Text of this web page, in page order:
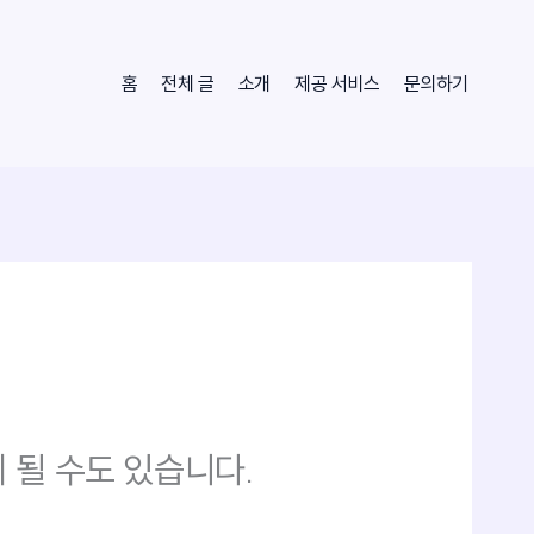
홈 전체 글 소개 제공 서비스 문의하기
될 수도 있습니다.